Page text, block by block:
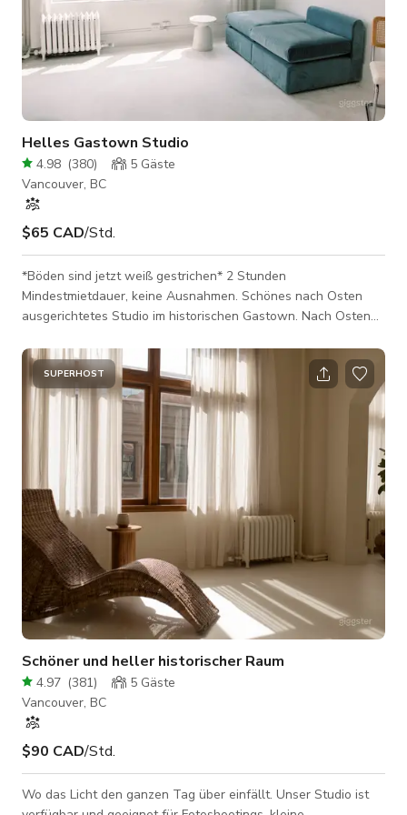
Helles Gastown Studio
4.98 (380) 5 Gäste
Vancouver, BC
$65 CAD/Std.
*Böden sind jetzt weiß gestrichen* 2 Stunden
Mindestmietdauer, keine Ausnahmen. Schönes nach Osten
ausgerichtetes Studio im historischen Gastown. Nach Osten
Umgebungslicht bis zum Nachmittag. Der Raum ist
ausgestattet mit einem runden Marmortisch und zwei Stühlen,
Hocker, weißem Lack-Posing-Block, schwarzem Cesca-Stuhl,
Pflanzen und einigen Akzentstücken. Der Raum wird bewusst
minimal gehalten, aber mit genügend Gegenständen, um e
SUPERHOST
Schöner und heller historischer Raum
4.97 (381) 5 Gäste
Vancouver, BC
$90 CAD/Std.
Wo das Licht den ganzen Tag über einfällt. Unser Studio ist